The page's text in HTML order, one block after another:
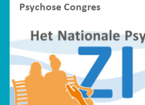
Psychose Congres